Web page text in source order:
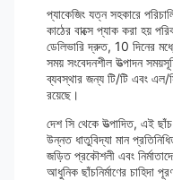
প্যাকেজিং যত্ন সহকারে
কাঠের বাক্সে প্যাক করা হয়
ডেলিভারি দ্রুত, 10 দিনের
সময় সংবেদনশীল উত্পাদন
ব্যবস্থার জন্য টি/টি এবং এল/
রয়েছে।
দেশ সি থেকে উত্পাদিত, এই
উন্নত ধাতুবিদ্যা মান
জড়িত প্রকৌশলী এবং
আধুনিক ছাঁচনির্মাণের চাহিদা